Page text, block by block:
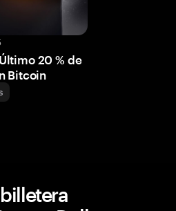
20 % de
Bitcoin